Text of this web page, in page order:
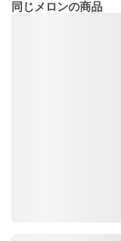
同じメロンの商品